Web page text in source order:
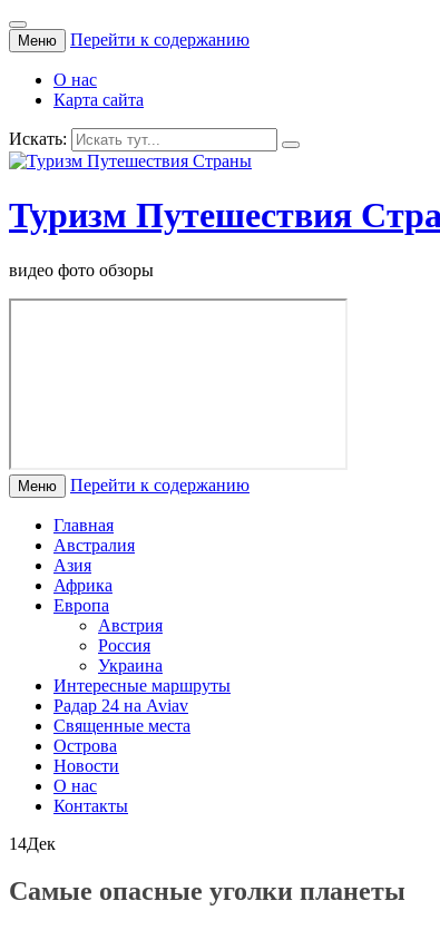
Меню Перейти к содержанию
О нас
Карта сайта
Искать:
Туризм Путешествия
видео фото обзоры
Меню Перейти к содержанию
Главная
Австралия
Азия
Африка
Европа
Австрия
Россия
Украина
Интересные маршруты
Радар 24 на Aviav
Священные места
Острова
Новости
О нас
Контакты
14Дек
Самые опасные уголки планеты